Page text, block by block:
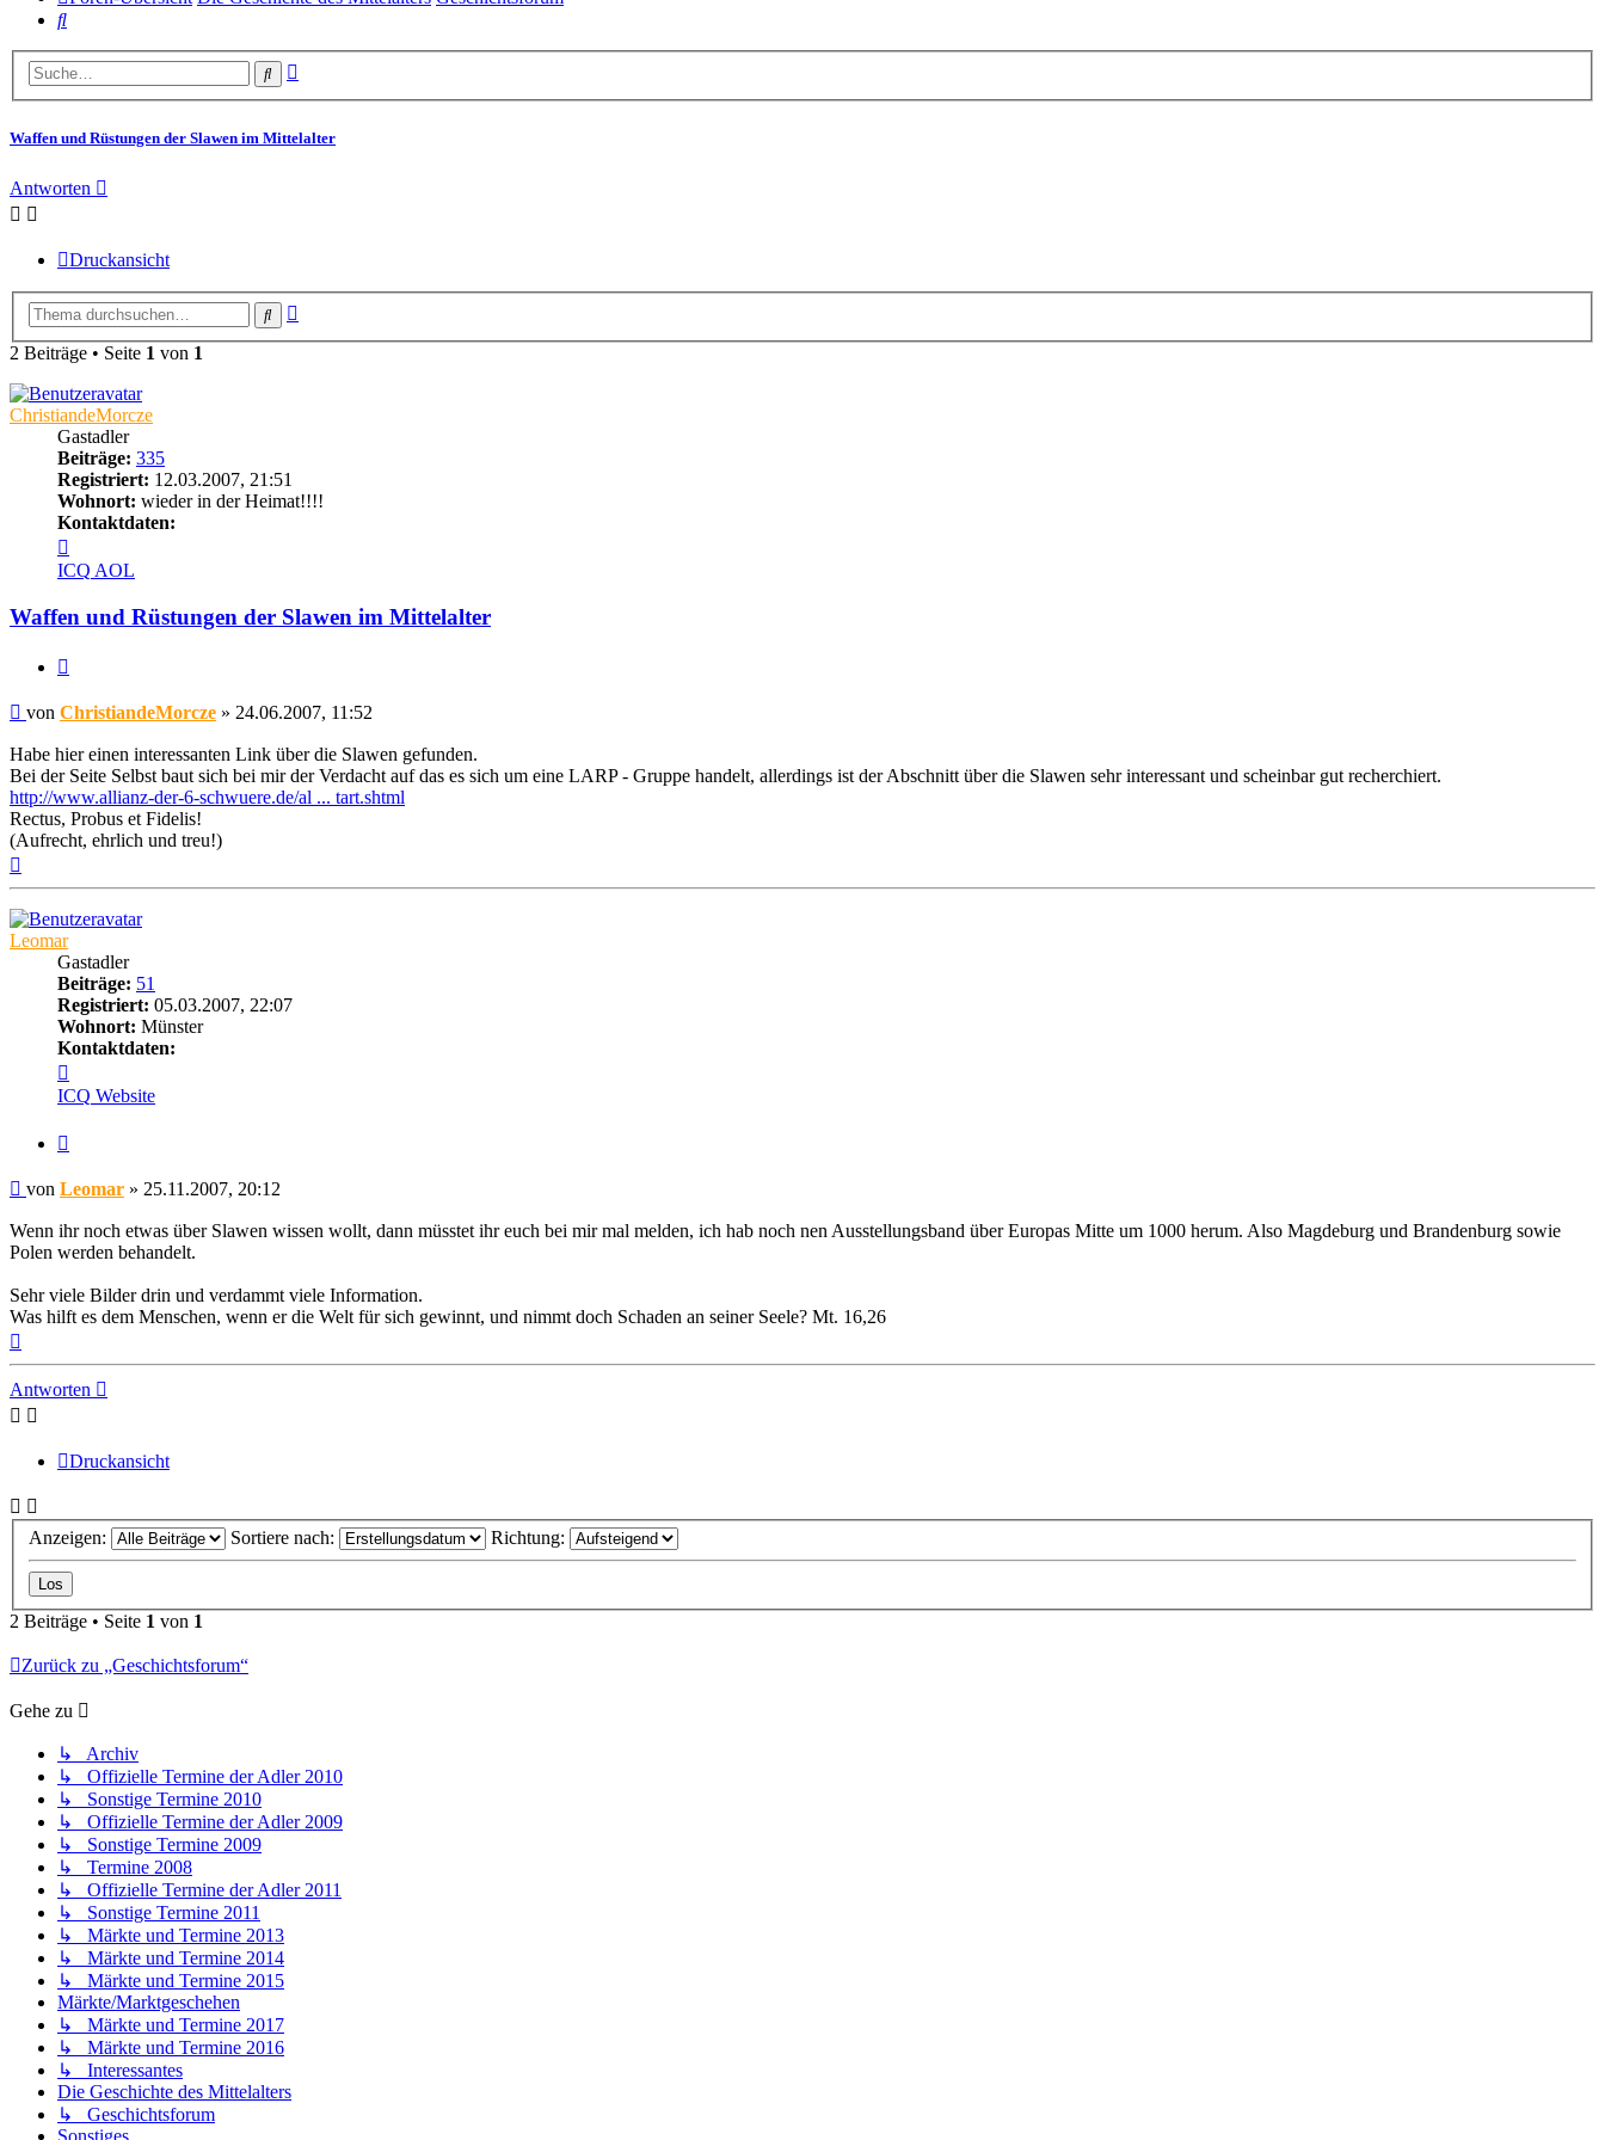
Suche
Suche
Waffen und Rüstungen der Slawen im Mittelalter
Antworten
Druckansicht
Suche
2 Beiträge • Seite 1 von 1
ChristiandeMorcze
Gastadler
Beiträge: 335
Registriert: 12.03.2007, 21:51
Wohnort: wieder in der Heimat!!!!
Kontaktdaten:
von
ChristiandeMorcze
ICQ AOL
Waffen und Rüstungen der Slawen im Mittelalter
Beitrag
von ChristiandeMorcze » 24.06.2007, 11:52
Habe hier einen interessanten Link über die Slawen gefunden.
Bei der Seite Selbst baut sich bei mir der Verdacht auf das es sich um eine LARP - Gruppe handelt, allerdings ist der Abschnitt über die Slawen sehr interessant und scheinbar gut recherchiert.
http://www.allianz-der-6-schwuere.de/al ... tart.shtml
Rectus, Probus et Fidelis!
(Aufrecht, ehrlich und treu!)
Leomar
Gastadler
Beiträge: 51
Registriert: 05.03.2007, 22:07
Wohnort: Münster
Kontaktdaten:
von
Leomar
ICQ Website
Beitrag
von Leomar » 25.11.2007, 20:12
Wenn ihr noch etwas über Slawen wissen wollt, dann müsstet ihr euch bei mir mal melden, ich hab noch nen Ausstellungsband über Europas Mitte um 1000 herum. Also Magdeburg und Brandenburg sowie
Polen werden behandelt.
Sehr viele Bilder drin und verdammt viele Information.
Was hilft es dem Menschen, wenn er die Welt für sich gewinnt, und nimmt doch Schaden an seiner Seele? Mt. 16,26
Antworten
Druckansicht
Anzeigen: Sortiere nach: Richtung:
2 Beiträge • Seite 1 von 1
Zurück zu „Geschichtsforum“
Gehe zu
↳ Archiv
↳ Offizielle Termine der Adler 2010
↳ Sonstige Termine 2010
↳ Offizielle Termine der Adler 2009
↳ Sonstige Termine 2009
↳ Termine 2008
↳ Offizielle Termine der Adler 2011
↳ Sonstige Termine 2011
↳ Märkte und Termine 2013
↳ Märkte und Termine 2014
↳ Märkte und Termine 2015
Märkte/Marktgeschehen
↳ Märkte und Termine 2017
↳ Märkte und Termine 2016
↳ Interessantes
Die Geschichte des Mittelalters
↳ Geschichtsforum